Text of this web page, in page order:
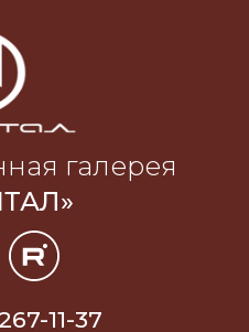
галерея
11-37